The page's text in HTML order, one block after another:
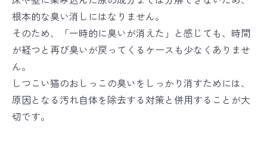
根本的な臭い消しにはなりません。
そのため、「一時的に臭いが消えた」と感じても、時間
が経つと再び臭いが戻ってくるケースも少なくありませ
ん。
しつこい猫のおしっこの臭いをしっかり消すためには、
原因となる汚れ自体を除去する対策と併用することが大
切です。